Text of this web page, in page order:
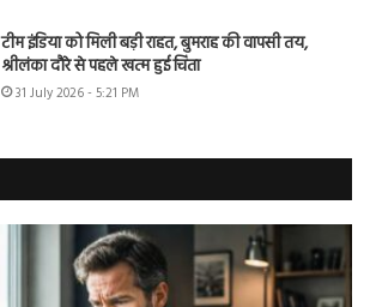
टीम इंडिया को मिली बड़ी राहत, बुमराह की वापसी तय,
श्रीलंका दौरे से पहले खत्म हुई चिंता
31 July 2026 - 5:21 PM